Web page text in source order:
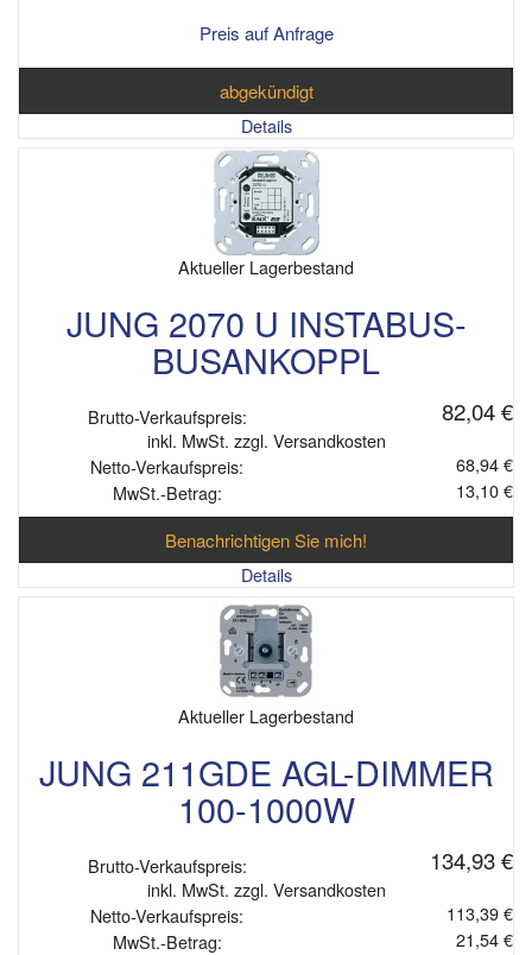
Preis auf Anfrage
abgekündigt
Details
Aktueller Lagerbestand
JUNG 2070 U INSTABUS-
BUSANKOPPL
Brutto-Verkaufspreis: 82,04 €
inkl. MwSt. zzgl. Versandkosten
Netto-Verkaufspreis:
68,94 €
MwSt.-Betrag:
13,10 €
Benachrichtigen Sie mich!
Details
Aktueller Lagerbestand
JUNG 211GDE AGL-DIMMER
100-1000W
Brutto-Verkaufspreis: 134,93 €
inkl. MwSt. zzgl. Versandkosten
Netto-Verkaufspreis:
113,39 €
MwSt.-Betrag:
21,54 €